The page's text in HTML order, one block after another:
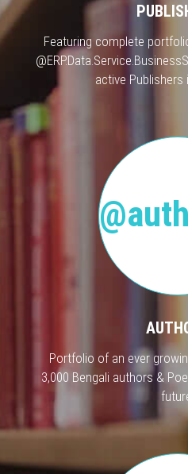
Featuring complete
active Publishers
Portfolio of an ever
3,000 Bengali authors &